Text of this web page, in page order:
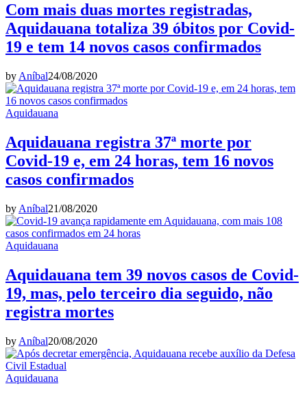
Com mais duas mortes registradas,
Aquidauana totaliza 39 óbitos por Covid-
19 e tem 14 novos casos confirmados
by Aníbal24/08/2020
Aquidauana
Aquidauana registra 37ª morte por
Covid-19 e, em 24 horas, tem 16 novos
casos confirmados
by Aníbal21/08/2020
Aquidauana
Aquidauana tem 39 novos casos de Covid-
19, mas, pelo terceiro dia seguido, não
registra mortes
by Aníbal20/08/2020
Aquidauana